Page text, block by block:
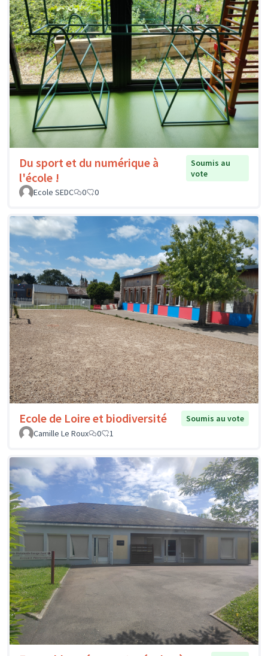
Du sport et du numérique à
l'école !
Soumis au
vote
Ecole SEDC
0 0
Ecole de Loire et biodiversité
Soumis au vote
Camille Le Roux
0 1